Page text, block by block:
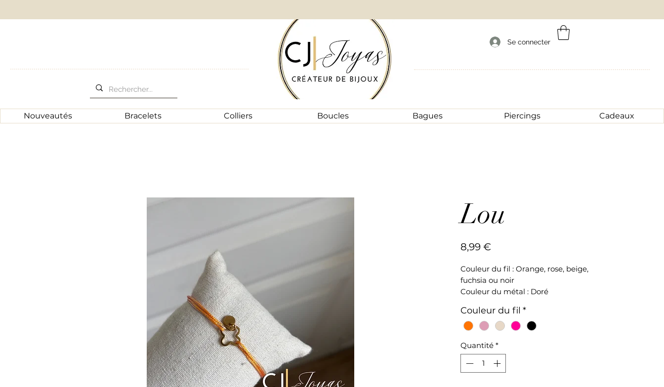
Se connecter
Nouveautés Bracelets Colliers Boucles Bagues Piercings Cadeaux
Lou
8,99 €
Couleur du fil : Orange, rose, beige,
fuchsia ou noir
Couleur du métal : Doré
Bracelet ajustable en acier
inoxydable
Couleur du fil *
Quantité *